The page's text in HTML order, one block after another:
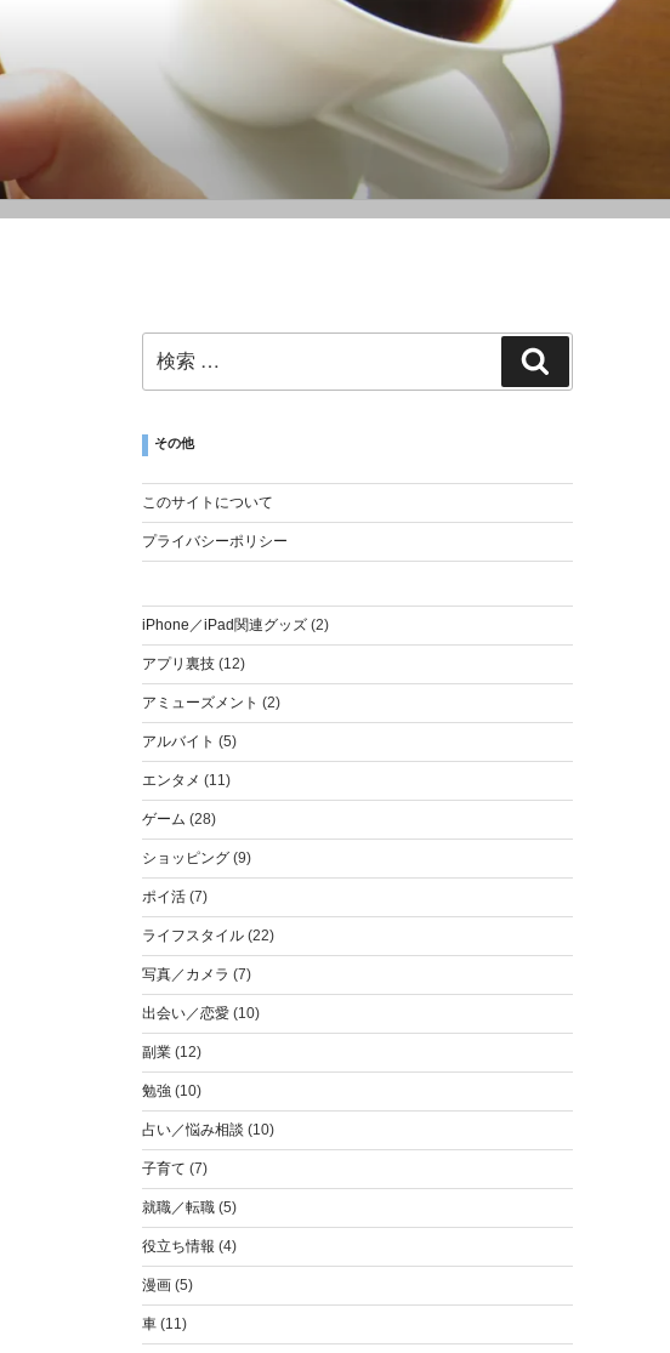
その他
このサイトについて
プライバシーポリシー
iPhone／iPad関連グッズ(2)
アプリ裏技(12)
アミューズメント (2)
アルバイト (5)
エンタメ (11)
ゲーム (28)
ショッピング(9)
ポイ活(7)
ライフスタイル(22)
写真／カメラ (7)
出会い／恋愛(10)
副業(12)
勉強(10)
占い／悩み相談 (10)
子育て (7)
就職／転職(5)
役立ち情報 (4)
漫画(5)
車(11)